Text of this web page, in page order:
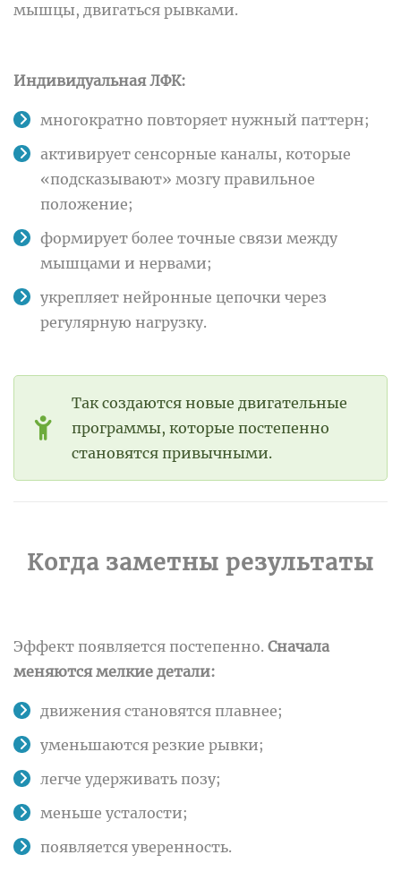
мышцы, двигаться рывками.
Индивидуальная ЛФК:
многократно повторяет нужный паттерн;
активирует сенсорные каналы, которые
«подсказывают» мозгу правильное
положение;
формирует более точные связи между
мышцами и нервами;
укрепляет нейронные цепочки через
регулярную нагрузку.
Так создаются новые двигательные
программы, которые постепенно
становятся привычными.
Когда заметны результаты
Эффект появляется постепенно. Сначала
меняются мелкие детали:
движения становятся плавнее;
уменьшаются резкие рывки;
легче удерживать позу;
меньше усталости;
появляется уверенность.